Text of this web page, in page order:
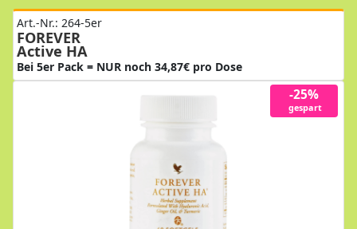
Art.-Nr.: 264-5er
FOREVER
Active HA
Bei 5er Pack = NUR noch 34,87€ pro Dose
-25%
gespart